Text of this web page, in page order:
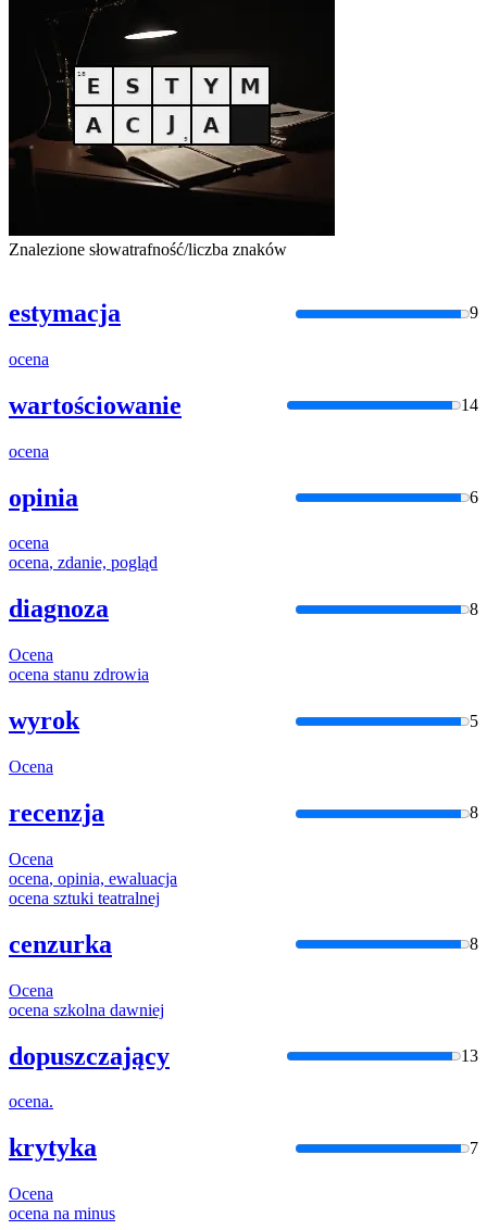
Znalezione słowatrafność/liczba znaków
estymacja 9
ocena
wartościowanie 14
ocena
opinia 6
ocena
ocena, zdanie, pogląd
diagnoza 8
Ocena
ocena stanu zdrowia
wyrok 5
Ocena
recenzja 8
Ocena
ocena, opinia, ewaluacja
ocena sztuki teatralnej
cenzurka 8
Ocena
ocena szkolna dawniej
dopuszczający 13
ocena.
krytyka 7
Ocena
ocena na minus